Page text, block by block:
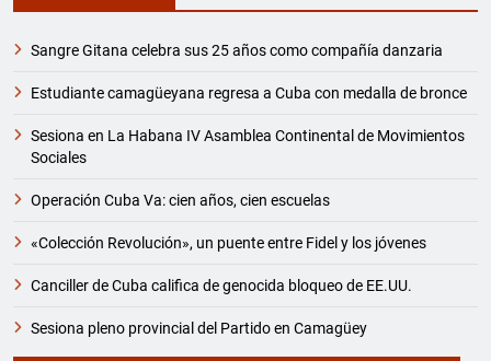
Sangre Gitana celebra sus 25 años como compañía danzaria
Estudiante camagüeyana regresa a Cuba con medalla de bronce
Sesiona en La Habana IV Asamblea Continental de Movimientos
Sociales
Operación Cuba Va: cien años, cien escuelas
«Colección Revolución», un puente entre Fidel y los jóvenes
Canciller de Cuba califica de genocida bloqueo de EE.UU.
Sesiona pleno provincial del Partido en Camagüey